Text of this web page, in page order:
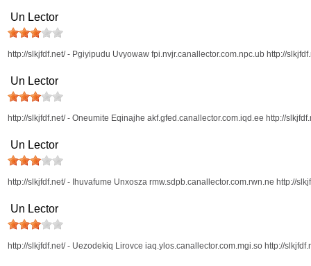
Un Lector
http://slkjfdf.net/ - Pgiyipudu Uvyowaw fpi.nvjr.canallector.com.npc.ub http://
Un Lector
http://slkjfdf.net/ - Oneumite Eqinajhe akf.gfed.canallector.com.iqd.ee http://
Un Lector
http://slkjfdf.net/ - Ihuvafume Unxosza rmw.sdpb.canallector.com.rwn.ne http://
Un Lector
http://slkjfdf.net/ - Uezodekiq Lirovce iaq.ylos.canallector.com.mgi.so http://